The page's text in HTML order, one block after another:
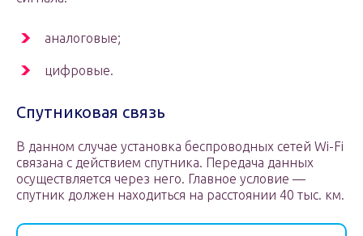
аналоговые;
цифровые.
Спутниковая связь
В данном случае установка беспроводных сетей Wi-Fi
связана с действием спутника. Передача данных
осуществляется через него. Главное условие —
спутник должен находиться на расстоянии 40 тыс. км.